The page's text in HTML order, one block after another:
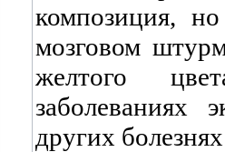
композиция,
мозговом
желтого
заболеваниях
других